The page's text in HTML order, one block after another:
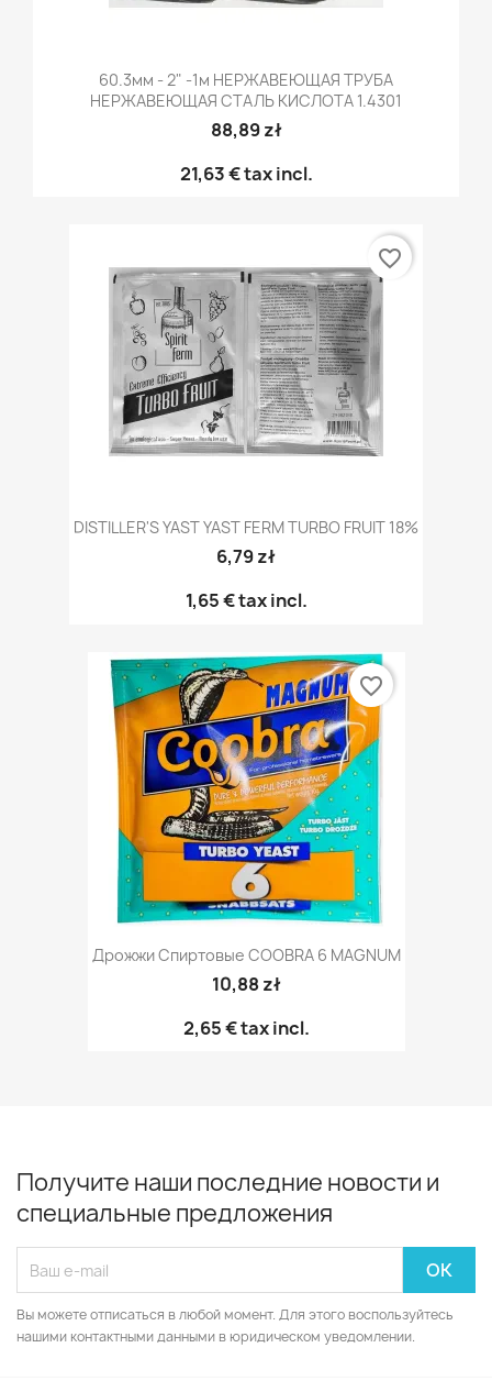
60.3мм - 2" -1м НЕРЖАВЕЮЩАЯ ТРУБА
НЕРЖАВЕЮЩАЯ СТАЛЬ КИСЛОТА 1.4301
88,89 zł
21,63 €tax incl.
DISTILLER'S YAST YAST FERM TURBO FRUIT 18%
6,79 zł
1,65 €tax incl.
favorite_border
Дрожжи Спиртовые COOBRA 6 MAGNUM
10,88 zł
2,65 €tax incl.
favorite_border
Получите наши последние новости и
специальные предложения
Вы можете отписаться в любой момент. Для этого воспользуйтесь
нашими контактными данными в юридическом уведомлении.